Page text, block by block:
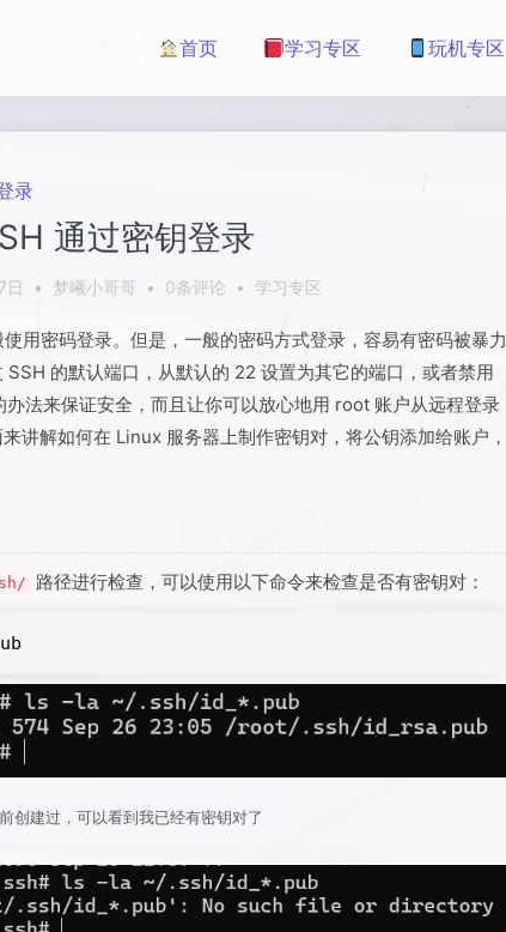
首页 学习专区 玩机专区
录
通过密钥登录
日 • 梦曦小哥哥 • 0条评论 • 学习专区
用密码登录。但是，一般的密码方式登录，容易有密码被暴力
的默认端口，从默认的 22 设置为其它的端口，或者禁用
法来保证安全，而且让你可以放心地用 root 账户从远程登录
解如何在 Linux 服务器上制作密钥对，将公钥添加给账户，
路径进行检查，可以使用以下命令来检查是否有密钥对：
创建过，可以看到我已经有密钥对了